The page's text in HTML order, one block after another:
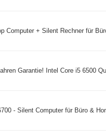
Computer + Silent Rechner für
Garantie! Intel Core i5 6500
- Silent Computer für Büro &